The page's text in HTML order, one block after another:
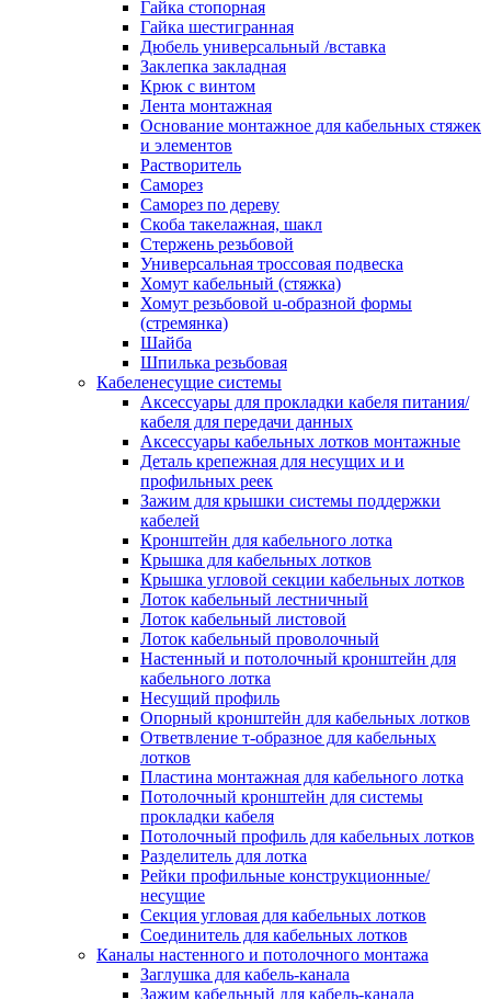
Рамка для ввода настенного
канала в стену/потолок/щит
Соединитель на стык для
кабель-канала
Соединитель/накладка на стык для
кабель-канала
Угол внешний для кабель-канала
Угол внешний для настенного
канала
Угол т-образный для кабель-
Колодки клеммные
Аксессуары для клеммной
Колодка заземления клеммная
Нулевая шина
Одно-многополюсная клеммная
разделительная для клеммной
Проходная клеммная колодка
Торцевая клемма клеммной
Короба кабельные
Короб распределительный
Материал монтажный
Держатель кабельный зажимной
Зажим балочный
Зажим/клипса для крепления труб
Скоба крепежная
Скоба с гвоздем
Соединитель провода
Материалы для подключения
Аксессуары для
коробок/корпусов для монтажа в
и в потолке
Зажим безвинтовой клеммный
Коробка клеммная
Коробка распределительная для
Крышка для распределительной
коробки/корпуса для монтажа в
в потолке
Распределительная коробка/
монтажа в стене и в потолке
Распределительная коробка/
Система электромонтажных колонн
Электромонтажная колонна
Системы ввода для кабелей и проводов
Ввод кабельный/сальник
Уплотнитель для кабельного
Гайка стопорная
Гайка шестигранная
Дюбель универсальный /вставка
Заклепка закладная
Крюк с винтом
Лента монтажная
Основание монтажное для кабельных стяжек
и элементов
Растворитель
Саморез
Саморез по дереву
Скоба такелажная, шакл
Стержень резьбовой
Универсальная троссовая подвеска
Хомут кабельный (стяжка)
Хомут резьбовой u-образной формы
(стремянка)
Шайба
Шпилька резьбовая
Кабеленесущие системы
Аксессуары для прокладки кабеля питания/
кабеля для передачи данных
Аксессуары кабельных лотков монтажные
Деталь крепежная для несущих и и
профильных реек
Зажим для крышки системы поддержки
кабелей
Кронштейн для кабельного лотка
Крышка для кабельных лотков
Крышка угловой секции кабельных лотков
Лоток кабельный лестничный
Лоток кабельный листовой
Лоток кабельный проволочный
Настенный и потолочный кронштейн для
кабельного лотка
Несущий профиль
Опорный кронштейн для кабельных лотков
Ответвление т-образное для кабельных
лотков
Пластина монтажная для кабельного лотка
Потолочный кронштейн для системы
прокладки кабеля
Потолочный профиль для кабельных лотков
Разделитель для лотка
Рейки профильные конструкционные/
несущие
Секция угловая для кабельных лотков
Соединитель для кабельных лотков
Каналы настенного и потолочного монтажа
Заглушка для кабель-канала
Зажим кабельный для кабель-канала